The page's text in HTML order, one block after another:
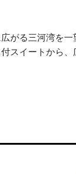
がる三河湾を一
スイートから